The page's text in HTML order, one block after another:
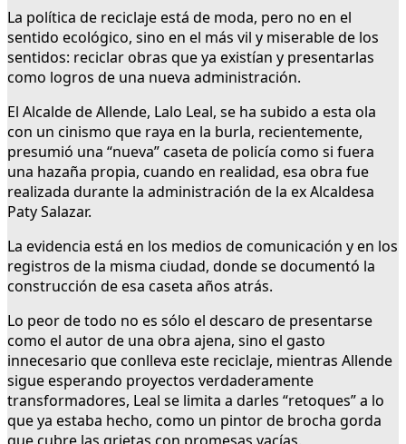
La política de reciclaje está de moda, pero no en el
sentido ecológico, sino en el más vil y miserable de los
sentidos: reciclar obras que ya existían y presentarlas
como logros de una nueva administración.
El Alcalde de Allende, Lalo Leal, se ha subido a esta ola
con un cinismo que raya en la burla, recientemente,
presumió una “nueva” caseta de policía como si fuera
una hazaña propia, cuando en realidad, esa obra fue
realizada durante la administración de la ex Alcaldesa
Paty Salazar.
La evidencia está en los medios de comunicación y en los
registros de la misma ciudad, donde se documentó la
construcción de esa caseta años atrás.
Lo peor de todo no es sólo el descaro de presentarse
como el autor de una obra ajena, sino el gasto
innecesario que conlleva este reciclaje, mientras Allende
sigue esperando proyectos verdaderamente
transformadores, Leal se limita a darles “retoques” a lo
que ya estaba hecho, como un pintor de brocha gorda